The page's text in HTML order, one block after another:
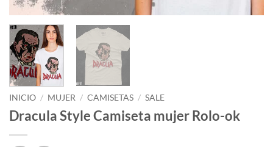
INICIO / MUJER / CAMISETAS / SALE
Dracula Style Camiseta mujer Rolo-ok